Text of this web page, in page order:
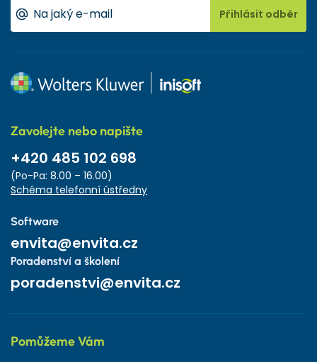
Přihlásit odběr
Zavolejte nebo napište
+420 485 102 698
(Po-Pa: 8.00 – 16.00)
Schéma telefonní ústředny
Software
envita@envita.cz
Poradenství a školení
poradenstvi@envita.cz
Pomůžeme Vám